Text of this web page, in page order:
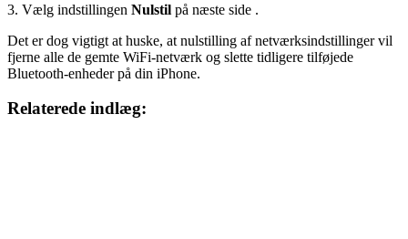
3. Vælg indstillingen Nulstil på næste side .
Det er dog vigtigt at huske, at nulstilling af netværksindstillinger vil
fjerne alle de gemte WiFi-netværk og slette tidligere tilføjede
Bluetooth-enheder på din iPhone.
Relaterede indlæg: